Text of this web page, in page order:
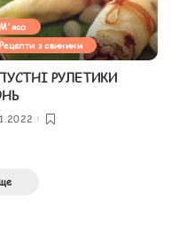
М'ясо
Рецепти з свинини
РУЛЕТИКИ